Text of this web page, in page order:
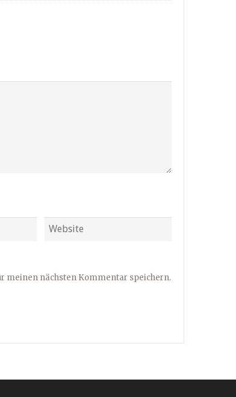
meinen nächsten Kommentar speichern.